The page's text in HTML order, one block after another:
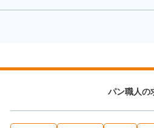
パン職人の